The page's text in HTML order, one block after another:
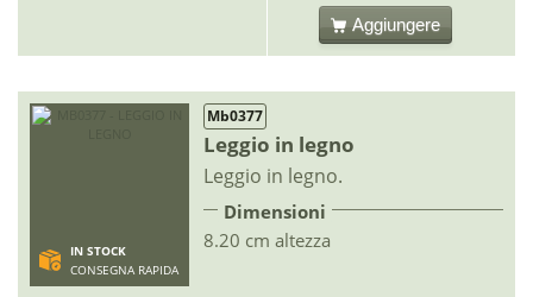
Aggiungere
IN STOCK
CONSEGNA RAPIDA
Mb0377
Leggio in legno
Leggio in legno.
Dimensioni
8.20 cm altezza